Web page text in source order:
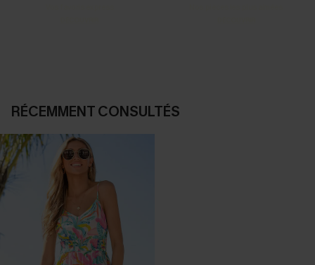
RÉCEMMENT CONSULTÉS